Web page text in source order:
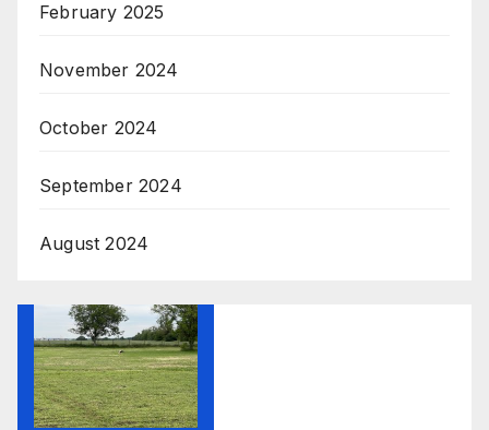
February 2025
November 2024
October 2024
September 2024
August 2024